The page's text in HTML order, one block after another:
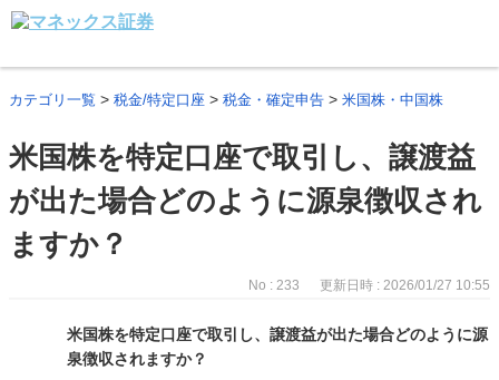
カテゴリ一覧 > 税金/特定口座 > 税金・確定申告 > 米国株・中国株
米国株を特定口座で取引し、譲渡益
が出た場合どのように源泉徴収され
ますか？
No : 233 更新日時 : 2026/01/27 10:55
米国株を特定口座で取引し、譲渡益が出た場合どのように源
泉徴収されますか？